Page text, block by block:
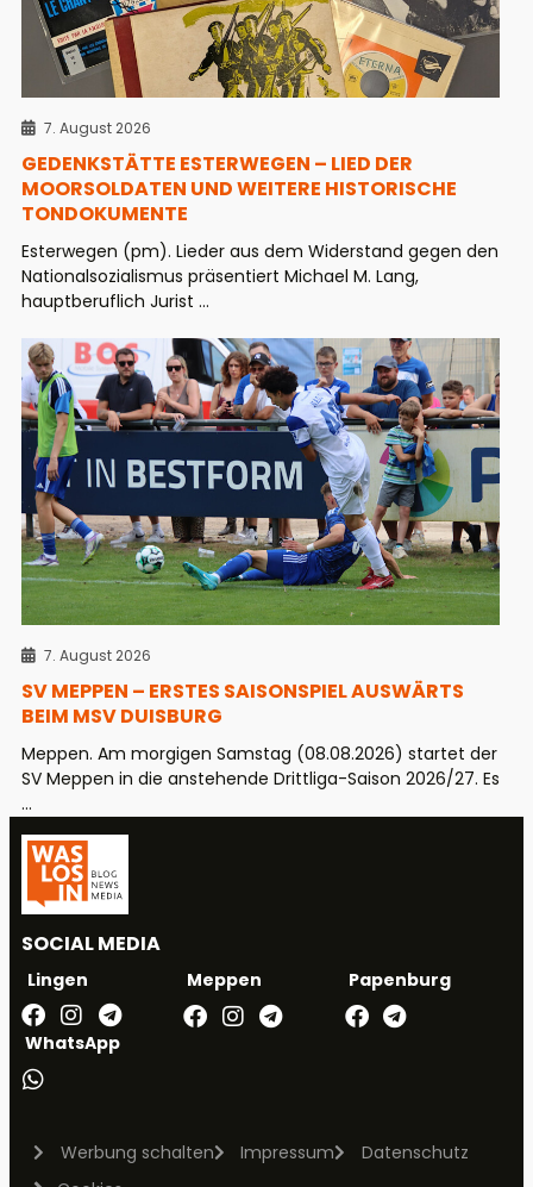
7. August 2026
GEDENKSTÄTTE ESTERWEGEN – LIED DER
MOORSOLDATEN UND WEITERE HISTORISCHE
TONDOKUMENTE
Esterwegen (pm). Lieder aus dem Widerstand gegen den
Nationalsozialismus präsentiert Michael M. Lang,
hauptberuflich Jurist ...
7. August 2026
SV MEPPEN – ERSTES SAISONSPIEL AUSWÄRTS
BEIM MSV DUISBURG
Meppen. Am morgigen Samstag (08.08.2026) startet der
SV Meppen in die anstehende Drittliga-Saison 2026/27. Es
...
SOCIAL MEDIA
Lingen Meppen Papenburg
WhatsApp
Werbung schalten Impressum
Datenschutz